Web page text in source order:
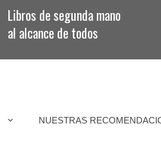
Libros de segunda mano
al alcance de todos
NUESTRAS